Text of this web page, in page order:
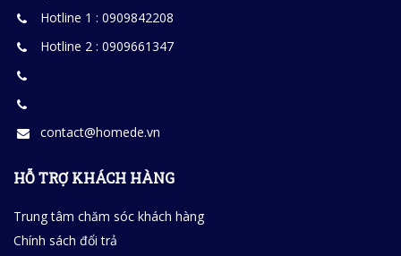
Hotline 1 : 0909842208
Hotline 2 : 0909661347
contact@homede.vn
HỖ TRỢ KHÁCH HÀNG
Trung tâm chăm sóc khách hàng
Chính sách đổi trả